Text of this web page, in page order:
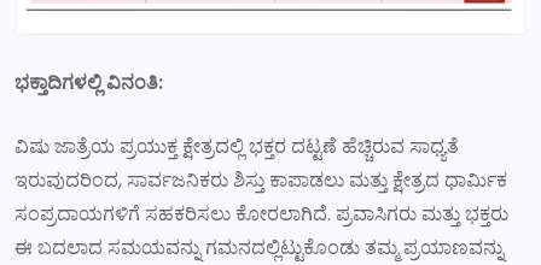
ಭಕ್ತಾದಿಗಳಲ್ಲಿ ವಿನಂತಿ:
ವಿಷು ಜಾತ್ರೆಯ ಪ್ರಯುಕ್ತ ಕ್ಷೇತ್ರದಲ್ಲಿ ಭಕ್ತರ ದಟ್ಟಣೆ ಹೆಚ್ಚಿರುವ ಸಾಧ್ಯತೆ
ಇರುವುದರಿಂದ, ಸಾರ್ವಜನಿಕರು ಶಿಸ್ತು ಕಾಪಾಡಲು ಮತ್ತು ಕ್ಷೇತ್ರದ ಧಾರ್ಮಿಕ
ಸಂಪ್ರದಾಯಗಳಿಗೆ ಸಹಕರಿಸಲು ಕೋರಲಾಗಿದೆ. ಪ್ರವಾಸಿಗರು ಮತ್ತು ಭಕ್ತರು
ಈ ಬದಲಾದ ಸಮಯವನ್ನು ಗಮನದಲ್ಲಿಟ್ಟುಕೊಂಡು ತಮ್ಮ ಪ್ರಯಾಣವನ್ನು